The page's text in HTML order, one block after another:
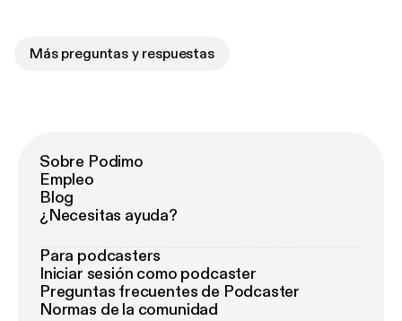
Más preguntas y respuestas
Sobre Podimo
Empleo
Blog
¿Necesitas ayuda?
Para podcasters
Iniciar sesión como podcaster
Preguntas frecuentes de Podcaster
Normas de la comunidad